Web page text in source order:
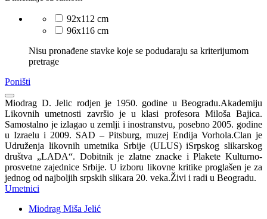
92x112 cm
96x116 cm
Nisu pronađene stavke koje se podudaraju sa kriterijumom
pretrage
Poništi
Miodrag D. Jelic rodjen je 1950. godine u Beogradu.Akademiju
Likovnih umetnosti završio je u klasi profesora Miloša Bajica.
Samostalno je izlagao u zemlji i inostranstvu, posebno 2005. godine
u Izraelu i 2009. SAD – Pitsburg, muzej Endija Vorhola.Clan je
Udruženja likovnih umetnika Srbije (ULUS) iSrpskog slikarskog
društva „LADA“. Dobitnik je zlatne znacke i Plakete Kulturno-
prosvetne zajednice Srbije. U izboru likovne kritike proglašen je za
jednog od najboljih srpskih slikara 20. veka.Živi i radi u Beogradu.
Umetnici
Miodrag Miša Jelić